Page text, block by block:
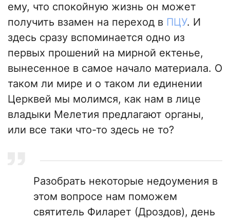
ему, что спокойную жизнь он может
получить взамен на переход в ПЦУ. И
здесь сразу вспоминается одно из
первых прошений на мирной ектенье,
вынесенное в самое начало материала. О
таком ли мире и о таком ли единении
Церквей мы молимся, как нам в лице
владыки Мелетия предлагают органы,
или все таки что-то здесь не то?
Разобрать некоторые недоумения в
этом вопросе нам поможем
святитель Филарет (Дроздов), день